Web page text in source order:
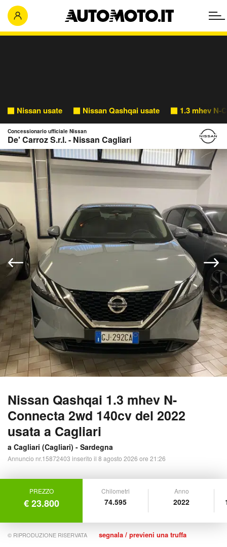
Nissan usate Nissan Qashqai usate 1.3 mhev N-
Nissan Qashqai 1.3 mhev N-
Connecta 2wd 140cv del 2022
usata a Cagliari
a Cagliari (Cagliari) - Sardegna
Annuncio nr.15872403 inserito il 8 agosto 2026 ore 21:26
Concessionario ufficiale Nissan
De' Carroz S.r.l. - Nissan Cagliari
PREZZO
€ 23.800
Chilometri
74.595
Anno
2022
© RIPRODUZIONE RISERVATA segnala / previeni una truffa